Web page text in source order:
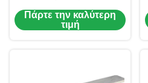
ISO 4 Way ξύλινη
παλέτα
Πάρτε την καλύτερη
τιμή